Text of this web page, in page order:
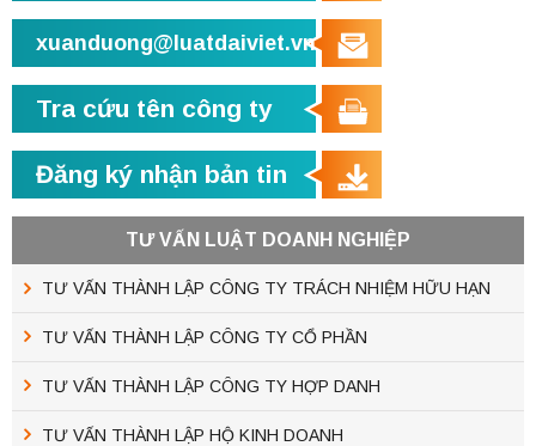
xuanduong@luatdaiviet.vn
Tra cứu tên công ty
Đăng ký nhận bản tin
TƯ VẤN LUẬT DOANH NGHIỆP
TƯ VẤN THÀNH LẬP CÔNG TY TRÁCH NHIỆM HỮU HẠN
TƯ VẤN THÀNH LẬP CÔNG TY CỔ PHẦN
TƯ VẤN THÀNH LẬP CÔNG TY HỢP DANH
TƯ VẤN THÀNH LẬP HỘ KINH DOANH